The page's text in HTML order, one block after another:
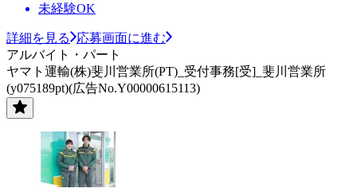
未経験OK
詳細を見る
応募画面に進む
アルバイト・パート
ヤマト運輸(株)斐川営業所(PT)_受付事務[受]_斐川営業所
(y075189pt)(広告No.Y00000615113)